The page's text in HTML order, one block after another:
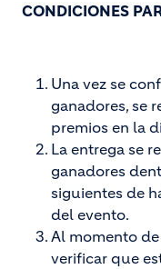
CONDICIONES
Una vez se
ganadores, se
premios en la
La entrega se
ganadores
siguientes de
del evento.
Al momento
verificar que